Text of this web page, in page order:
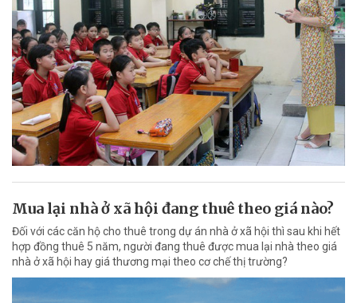
Mua lại nhà ở xã hội đang thuê theo giá nào?
Đối với các căn hộ cho thuê trong dự án nhà ở xã hội thì sau khi hết
hợp đồng thuê 5 năm, người đang thuê được mua lại nhà theo giá
nhà ở xã hội hay giá thương mại theo cơ chế thị trường?